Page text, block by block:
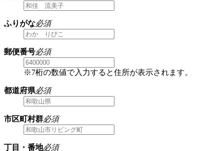
ふりがな必須
郵便番号必須
※7桁の数値で入力すると住所が表示されます。
都道府県必須
市区町村群必須
丁目・番地必須